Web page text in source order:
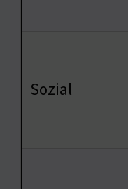
Sozial